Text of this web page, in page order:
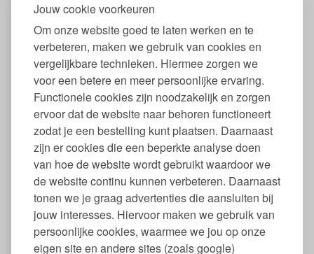
Jouw cookie voorkeuren
Om onze website goed te laten werken en te
verbeteren, maken we gebruik van cookies en
vergelijkbare technieken. Hiermee zorgen we
voor een betere en meer persoonlijke ervaring.
Functionele cookies zijn noodzakelijk en zorgen
ervoor dat de website naar behoren functioneert
zodat je een bestelling kunt plaatsen. Daarnaast
zijn er cookies die een beperkte analyse doen
van hoe de website wordt gebruikt waardoor we
de website continu kunnen verbeteren. Daarnaast
tonen we je graag advertenties die aansluiten bij
jouw interesses. Hiervoor maken we gebruik van
persoonlijke cookies, waarmee we jou op onze
eigen site en andere sites (zoals google)
Eigenschappen Comazo dameshemdje
biokatoen spaghettibandjes
100% biologisch katoen
GOTS gecertificeerd
Dunne spaghettibandjes
Geen zijnaden
Wasbaar tot 40 graden
Niet geschikt voor de wasdroger
Strijken op laagste stand
Fairtrade
Oeko-tex Standaard 100 gecertificeerd
In verschillende maten leverbaar (36 t/m 46)
In verschillende kleuren leverbaar
Maten Comazo
dameshemd spaghettibandjes GOTS